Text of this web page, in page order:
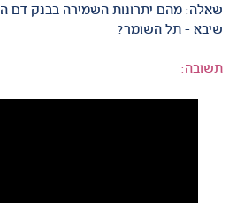
שאלה: מהם יתרונות השמירה בבנק דם
שיבא - תל השומר?
תשובה: